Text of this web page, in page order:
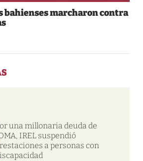
bahienses marcharon contra
una millonaria deuda de
IREL suspendió
a personas con